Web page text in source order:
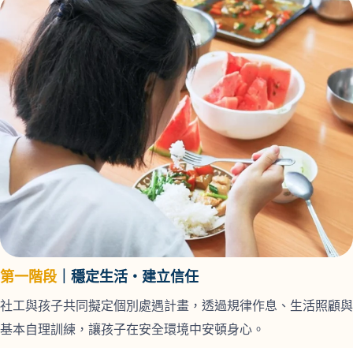
第一階段 ｜穩定生活・建立信任
社工與孩子共同擬定個別處遇計畫，透過規律作息、生活照顧與
基本自理訓練，讓孩子在安全環境中安頓身心。